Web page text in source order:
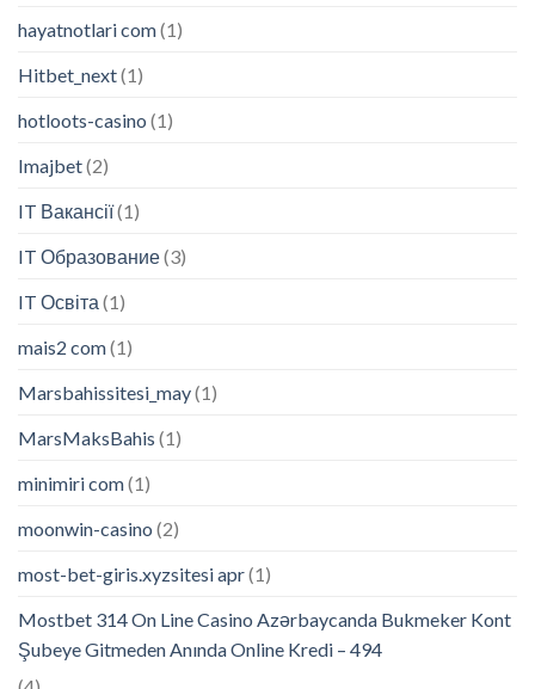
hayatnotlari com(1)
Hitbet_next(1)
hotloots-casino (1)
Imajbet(2)
IT Вакансії(1)
IT Образование(3)
IT Освіта (1)
mais2 com(1)
Marsbahissitesi_may(1)
MarsMaksBahis (1)
minimiri com(1)
moonwin-casino (2)
most-bet-giris.xyzsitesi apr(1)
Mostbet 314 On Line Casino Azərbaycanda Bukmeker Kont
Şubeye Gitmeden Anında Online Kredi – 494